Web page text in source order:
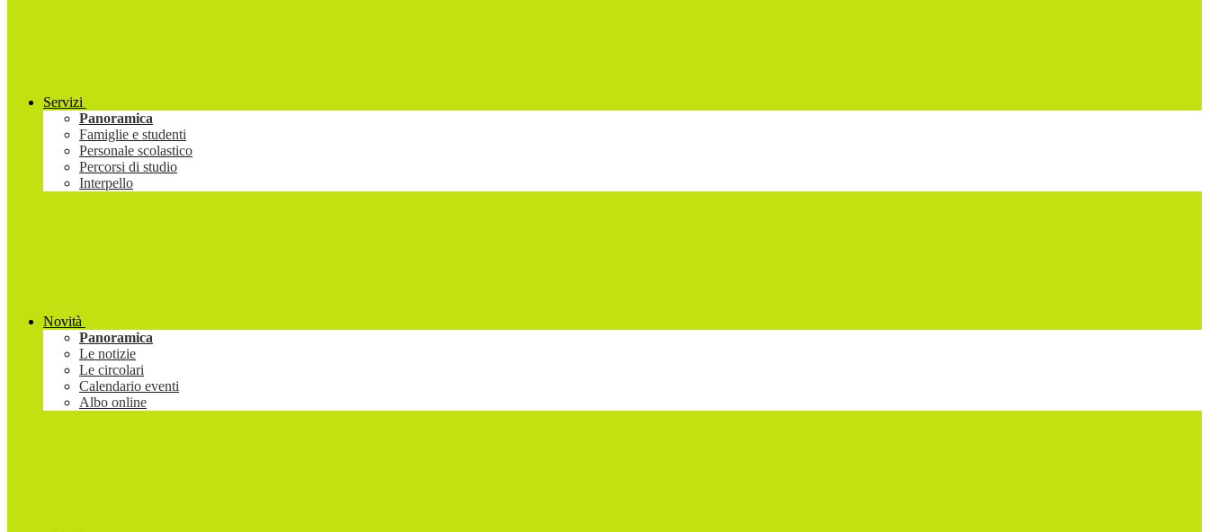
Servizi
Panoramica
Famiglie e studenti
Personale scolastico
Percorsi di studio
Interpello
Novità
Panoramica
Le notizie
Le circolari
Calendario eventi
Albo online